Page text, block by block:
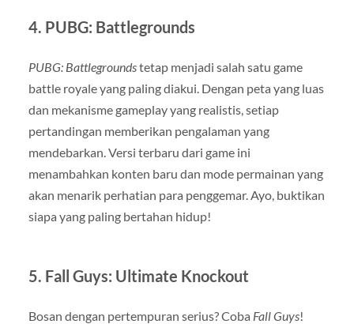
4. PUBG: Battlegrounds
PUBG: Battlegroundstetap menjadi salah satu game
battle royale yang paling diakui. Dengan peta yang luas
dan mekanisme gameplay yang realistis, setiap
pertandingan memberikan pengalaman yang
mendebarkan. Versi terbaru dari game ini
menambahkan konten baru dan mode permainan yang
akan menarik perhatian para penggemar. Ayo, buktikan
siapa yang paling bertahan hidup!
5. Fall Guys: Ultimate Knockout
Bosan dengan pertempuran serius? Coba Fall Guys!